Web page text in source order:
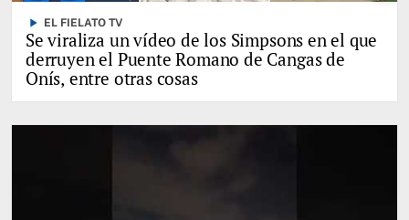
play_arrow EL FIELATO TV
Se viraliza un vídeo de los Simpsons en el que
derruyen el Puente Romano de Cangas de
Onís, entre otras cosas